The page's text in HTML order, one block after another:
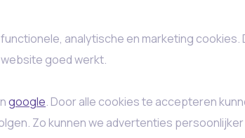
analytische en marketing
goed werkt.
google. Door alle cookies te accepteren
Zo kunnen we advertenties persoonlijker